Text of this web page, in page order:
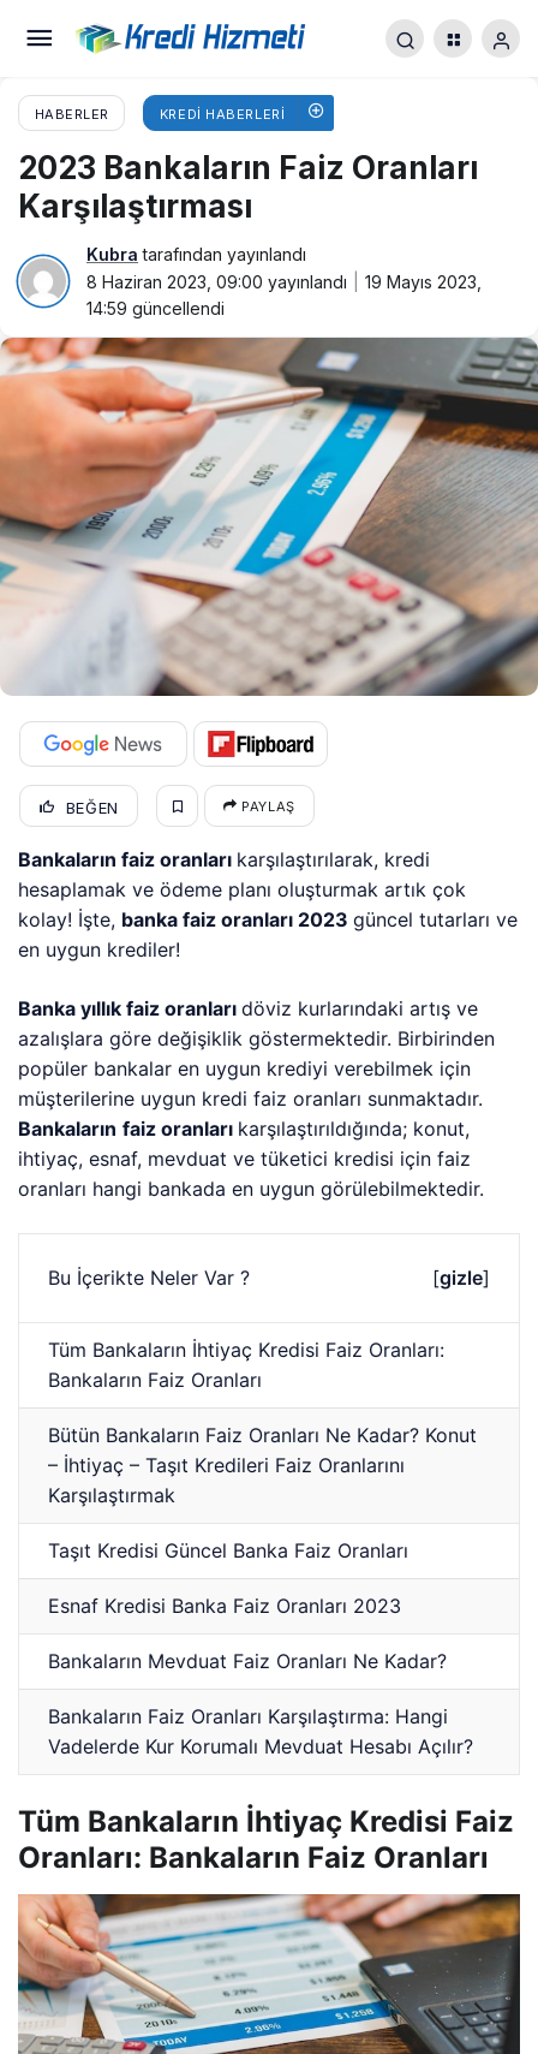
HABERLER KREDI HABERLERI
2023 Bankaların Faiz Oranları
Karşılaştırması
Kubra tarafından yayınlandı
8 Haziran 2023, 09:00 yayınlandı
19 Mayıs 2023,
14:59 güncellendi
BEĞEN PAYLAŞ
Bankaların faiz oranları karşılaştırılarak, kredi
hesaplamak ve ödeme planı oluşturmak artık çok
kolay! İşte, banka faiz oranları 2023güncel tutarları ve
en uygun krediler!
Banka yıllık faiz oranlarıdöviz kurlarındaki artış ve
azalışlara göre değişiklik göstermektedir. Birbirinden
popüler bankalar en uygun krediyi verebilmek için
müşterilerine uygun kredi faiz oranları sunmaktadır.
Bankaların faiz oranları karşılaştırıldığında; konut,
ihtiyaç, esnaf, mevduat ve tüketici kredisi için faiz
oranları hangi bankada en uygun görülebilmektedir.
Bu İçerikte Neler Var ? [gizle]
Tüm Bankaların İhtiyaç Kredisi Faiz Oranları:
Bankaların Faiz Oranları
Bütün Bankaların Faiz Oranları Ne Kadar? Konut
– İhtiyaç – Taşıt Kredileri Faiz Oranlarını
Karşılaştırmak
Taşıt Kredisi Güncel Banka Faiz Oranları
Esnaf Kredisi Banka Faiz Oranları 2023
Bankaların Mevduat Faiz Oranları Ne Kadar?
Bankaların Faiz Oranları Karşılaştırma: Hangi
Vadelerde Kur Korumalı Mevduat Hesabı Açılır?
Tüm Bankaların İhtiyaç Kredisi Faiz
Oranları: Bankaların Faiz Oranları